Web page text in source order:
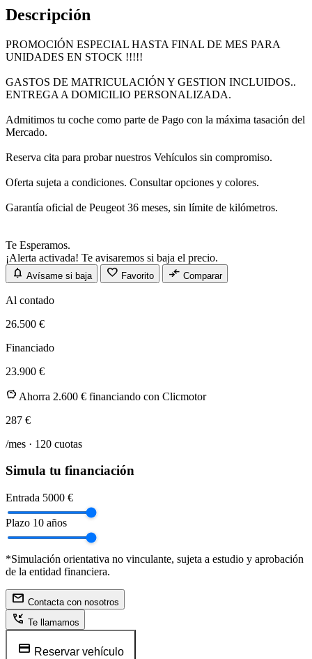
Descripción
PROMOCIÓN ESPECIAL HASTA FINAL DE MES PARA
UNIDADES EN STOCK !!!!!
GASTOS DE MATRICULACIÓN Y GESTION INCLUIDOS..
ENTREGA A DOMICILIO PERSONALIZADA.
Admitimos tu coche como parte de Pago con la máxima tasación del
Mercado.
Reserva cita para probar nuestros Vehículos sin compromiso.
Oferta sujeta a condiciones. Consultar opciones y colores.
Garantía oficial de Peugeot 36 meses, sin límite de kilómetros.
Te Esperamos.
¡Alerta activada! Te avisaremos si baja el precio.
notifications Avísame si baja favorite Favorito compare_arrows Comparar
Al contado
26.500 €
Financiado
23.900 €
savings Ahorra 2.600 € financiando con Clicmotor
287 €
/mes · 120 cuotas
Simula tu financiación
Entrada 5000 €
Plazo 10 años
*Simulación orientativa no vinculante, sujeta a estudio y aprobación
de la entidad financiera.
mail Contacta con nosotros
phone_callback Te llamamos
credit_card Reservar vehículo